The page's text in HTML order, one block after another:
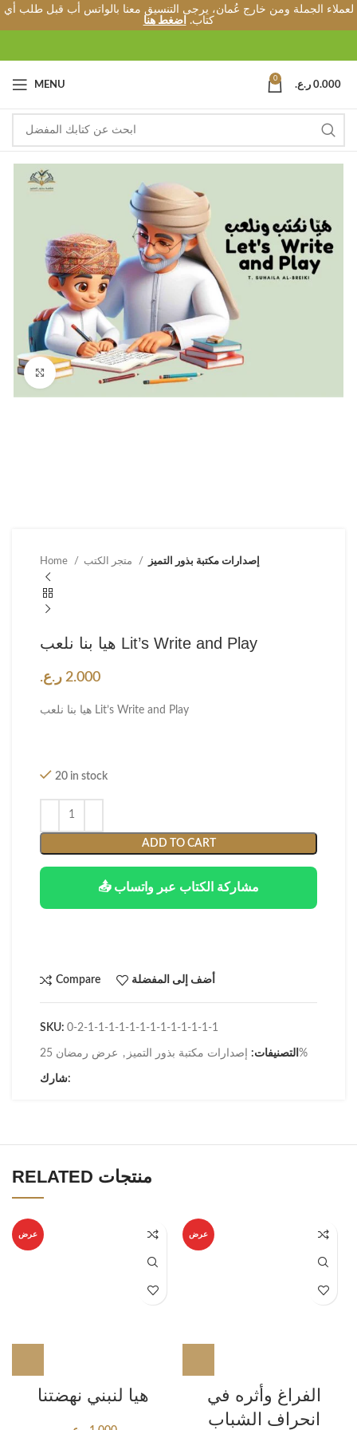
لعملاء الجملة ومن خارج عُمان، يرجى التنسيق معنا بالواتس أب قبل طلب أي
كتاب.
اضغط هنا
MENU
0
0.000 ر.ع.
Click to enlarge
Home إصدارات مكتبة بذور التميز
هيا بنا نلعب Lit’s Write and Play
2.000 ر.ع.
هيا بنا نلعب Lit’s Write and Play
20 in stock
ADD TO CART
📤 مشاركة الكتاب عبر واتساب
Compare أضف إلى المفضلة
SKU: 0-2-1-1-1-1-1-1-1-1-1-1-1-1-1
التصنيفات: إصدارات مكتبة بذور التميز , عرض رمضان 25%
شارك:
RELATED منتجات
عرض
هيا لنبني نهضتنا
عرض
الفراغ وأثره في
انحراف الشباب